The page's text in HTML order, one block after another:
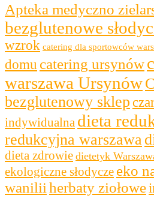
Apteka medyczno
bezglutenowe
wzrok catering dla sportowców
domu catering ursynów
warszawa Ursynów
bezglutenowy sklep
indywidualna dieta
redukcyjna warszawa
dieta zdrowie dietetyk
ekologiczne słodycze eko
wanilii herbaty ziołowe